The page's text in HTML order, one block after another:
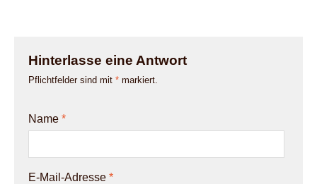
Hinterlasse eine Antwort
Pflichtfelder sind mit * markiert.
Name *
E-Mail-Adresse *